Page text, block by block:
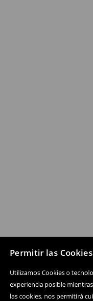
Permitir las Cookies
Utilizamos Cookies o
experiencia posible
las cookies, nos permitirá